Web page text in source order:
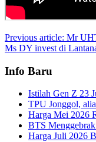
Previous article: Mr
Ms DY invest di
Info Baru
Istilah Gen Z 23
TPU Jonggol,
Harga Mei 2026
BTS
Harga Juli 2026